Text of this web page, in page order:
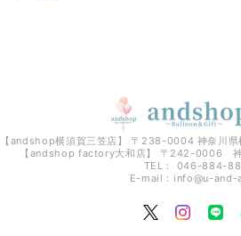
【andshop横須賀三笠店】 〒238-0004 神奈
【andshop factory大和店】 〒242-0006
TEL： 046-884-
E-mail： info@u-and-